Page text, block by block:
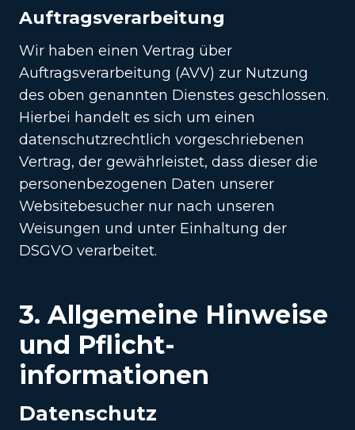
Auftragsverarbeitung
Wir haben einen Vertrag über
Auftragsverarbeitung (AVV) zur Nutzung
des oben genannten Dienstes geschlossen.
Hierbei handelt es sich um einen
datenschutzrechtlich vorgeschriebenen
Vertrag, der gewährleistet, dass dieser die
personenbezogenen Daten unserer
Websitebesucher nur nach unseren
Weisungen und unter Einhaltung der
DSGVO verarbeitet.
3. Allgemeine Hinweise
und Pflicht­
informationen
Datenschutz